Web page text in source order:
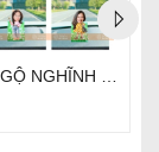
QUÀ TẶNG 20/10- Standee lắc lư - Mẫu cô nàng cá tính- thiết kế theo yêu cầu